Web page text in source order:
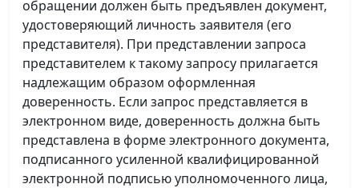
обращении должен быть предъявлен документ,
удостоверяющий личность заявителя (его
представителя). При представлении запроса
представителем к такому запросу прилагается
надлежащим образом оформленная
доверенность. Если запрос представляется в
электронном виде, доверенность должна быть
представлена в форме электронного документа,
подписанного усиленной квалифицированной
электронной подписью уполномоченного лица,